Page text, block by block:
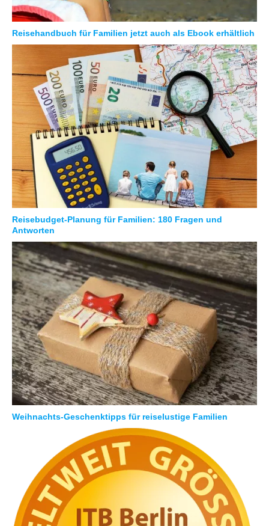
Reisehandbuch für Familien jetzt auch als Ebook erhältlich
Reisebudget-Planung für Familien: 180 Fragen und
Antworten
Weihnachts-Geschenktipps für reiselustige Familien